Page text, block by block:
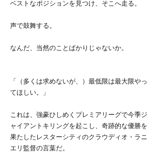
ベストなポジションを見つけ、そこへ走る。
声で鼓舞する。
なんだ、当然のことばかりじゃないか。
「（多くは求めないが、）最低限は最大限やっ
てほしい。」
これは、強豪ひしめくプレミアリーグで今季ジ
ャイアントキリングを起こし、奇跡的な優勝を
果たしたレスターシティのクラウディオ・ラニ
エリ監督の言葉だ。